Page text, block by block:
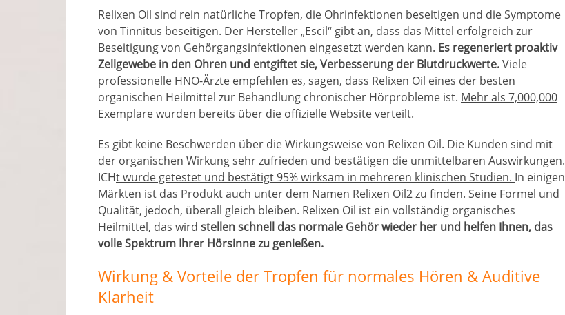
Relixen Oil sind rein natürliche Tropfen, die Ohrinfektionen beseitigen und die Symptome
von Tinnitus beseitigen. Der Hersteller „Escil“ gibt an, dass das Mittel erfolgreich zur
Beseitigung von Gehörgangsinfektionen eingesetzt werden kann. Es regeneriert proaktiv
Zellgewebe in den Ohren und entgiftet sie, Verbesserung der Blutdruckwerte.Viele
professionelle HNO-Ärzte empfehlen es, sagen, dass Relixen Oil eines der besten
organischen Heilmittel zur Behandlung chronischer Hörprobleme ist. Mehr als 7,000,000
Exemplare wurden bereits über die offizielle Website verteilt.
Es gibt keine Beschwerden über die Wirkungsweise von Relixen Oil. Die Kunden sind mit
der organischen Wirkung sehr zufrieden und bestätigen die unmittelbaren Auswirkungen.
ICHt wurde getestet und bestätigt 95% wirksam in mehreren klinischen Studien. In einigen
Märkten ist das Produkt auch unter dem Namen Relixen Oil2 zu finden. Seine Formel und
Qualität, jedoch, überall gleich bleiben. Relixen Oil ist ein vollständig organisches
Heilmittel, das wird stellen schnell das normale Gehör wieder her und helfen Ihnen, das
volle Spektrum Ihrer Hörsinne zu genießen.
Wirkung & Vorteile der Tropfen für normales Hören & Auditive
Klarheit